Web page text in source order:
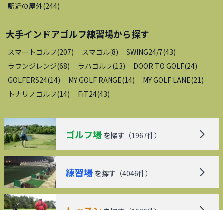
駅近の屋外(244)
大手インドアゴルフ練習場から探す
スマートゴルフ(207) スマゴル(8) SWING24/7(43)
ラウンジレンジ(68) ラハゴルフ(13) DOOR TO GOLF(24)
GOLFERS24(14) MY GOLF RANGE(14) MY GOLF LANE(21 )
トナリノゴルフ(14) FiT24(43)
ゴルフ場 を探す （1967件）
練習場 を探す （4046件）